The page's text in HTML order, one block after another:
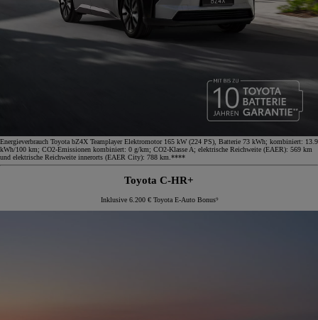
Energieverbrauch Toyota bZ4X Teamplayer Elektromotor 165 kW (224 PS), Batterie 73 kWh; kombiniert: 13.9
kWh/100 km; CO2-Emissionen kombiniert: 0 g/km; CO2-Klasse A; elektrische Reichweite (EAER): 569 km
und elektrische Reichweite innerorts (EAER City): 788 km.****
Toyota C-HR+
Inklusive 6.200 € Toyota E-Auto Bonus⁹